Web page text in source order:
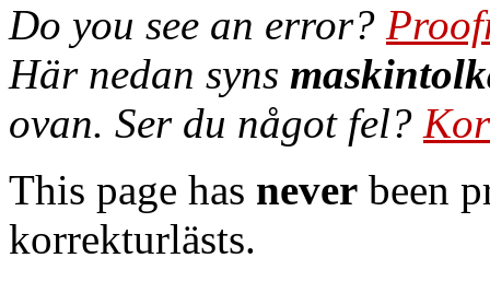
Do you see an error?
Här nedan syns
ovan. Ser du något fel?
This page has never been
korrekturlästs.